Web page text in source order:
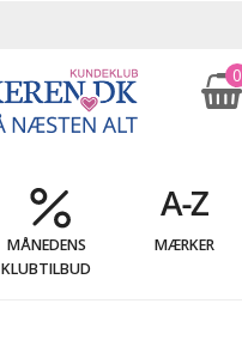
0
MÅNEDENS
KLUBTILBUD
MÆRKER